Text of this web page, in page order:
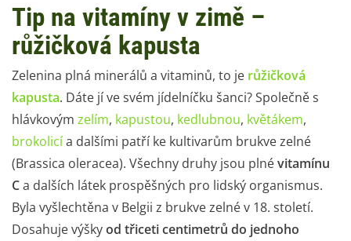
Tip na vitamíny v zimě –
růžičková kapusta
Zelenina plná minerálů a vitaminů, to je růžičková
kapusta. Dáte jí ve svém jídelníčku šanci? Společně s
hlávkovým zelím, kapustou, kedlubnou, květákem,
brokolicía dalšími patří ke kultivarům brukve zelné
(Brassica oleracea). Všechny druhy jsou plnévitamínu
Ca dalších látek prospěšných pro lidský organismus.
Byla vyšlechtěna v Belgii z brukve zelné v 18. století.
Dosahuje výškyod třiceti centimetrů do jednoho